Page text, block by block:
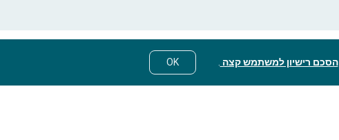
הסכם רישיון למשתמש קצה OK